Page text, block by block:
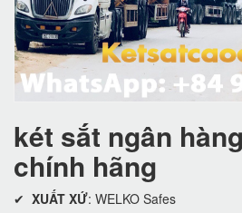
két sắt ngân
chính hãng
✔ XUẤT XỨ: WELKO Safes